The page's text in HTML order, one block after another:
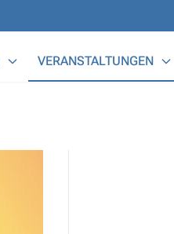
VERANSTALTUNGEN